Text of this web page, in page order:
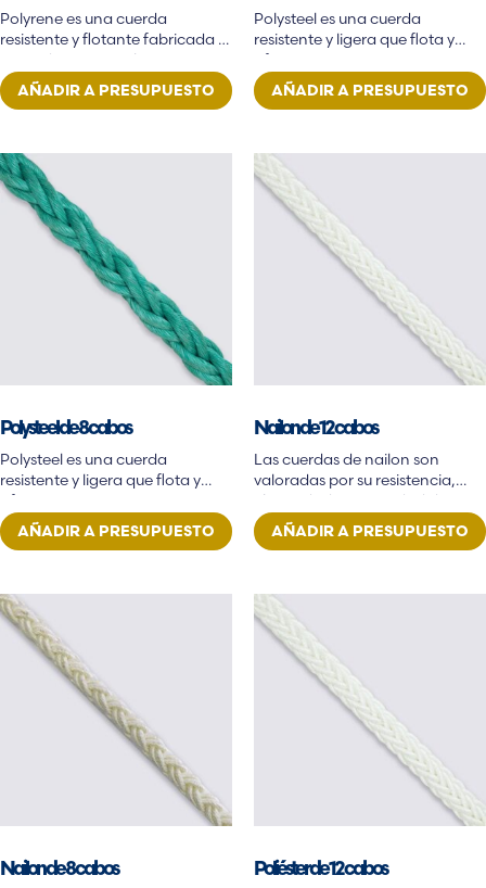
Polyrene es una cuerda
resistente y flotante fabricada a
partir de una mezcla…
AÑADIR A PRESUPUESTO
Polysteel es una cuerda
resistente y ligera que flota y
ofrece…
AÑADIR A PRESUPUESTO
Polysteel de 8 cabos
Polysteel es una cuerda
resistente y ligera que flota y
ofrece…
AÑADIR A PRESUPUESTO
Nailon de 12 cabos
Las cuerdas de nailon son
valoradas por su resistencia,
elasticidad y capacidad de
absorción de energía…
AÑADIR A PRESUPUESTO
Nailon de 8 cabos Poliéster de 12 cabos